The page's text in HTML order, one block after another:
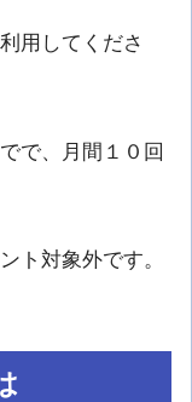
用してくださ
で、月間１０回
ト対象外です。